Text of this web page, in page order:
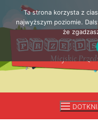
Przejdź
treści
Ta strona korzysta z
najwyższym poziomie.
że